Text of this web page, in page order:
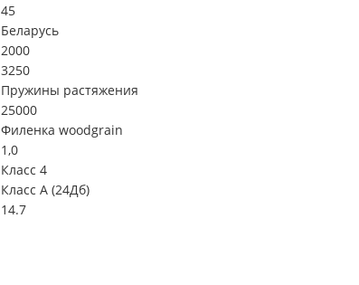
45
Беларусь
2000
3250
Пружины растяжения
25000
Филенка woodgrain
1,0
Класс 4
Класс А (24Дб)
14.7